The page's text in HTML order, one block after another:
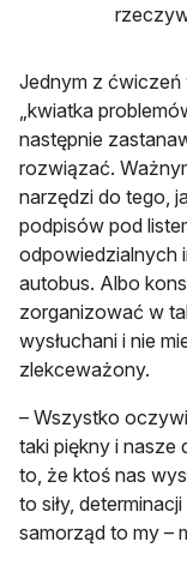
Jednym z ćwiczeń
„kwiatka
następnie
rozwiązać.
narzędzi do tego,
podpisów pod
odpowiedzialnych
autobus. Albo
zorganizować w
wysłuchani i nie
zlekceważony.
– Wszystko
taki piękny i nasze
to, że ktoś nas
to siły,
samorząd to my –